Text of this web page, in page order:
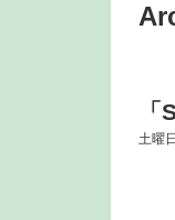
土曜